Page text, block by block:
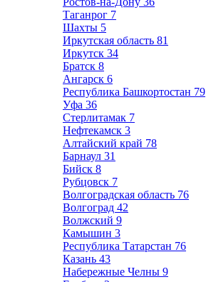
Таганрог 7
Шахты 5
Иркутская область 81
Иркутск 34
Братск 8
Ангарск 6
Республика Башкортостан 79
Уфа 36
Стерлитамак 7
Нефтекамск 3
Алтайский край 78
Барнаул 31
Бийск 8
Рубцовск 7
Волгоградская область 76
Волгоград 42
Волжский 9
Камышин 3
Республика Татарстан 76
Казань 43
Набережные Челны 9